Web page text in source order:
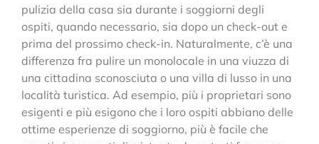
pulizia della casa sia durante i soggiorni degli
ospiti, quando necessario, sia dopo un check-out e
prima del prossimo check-in. Naturalmente, c’è una
differenza fra pulire un monolocale in una viuzza di
una cittadina sconosciuta o una villa di lusso in una
località turistica. Ad esempio, più i proprietari sono
esigenti e più esigono che i loro ospiti abbiano delle
ottime esperienze di soggiorno, più è facile che